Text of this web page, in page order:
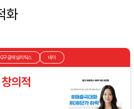
화
구글애널리틱스 네이
의적